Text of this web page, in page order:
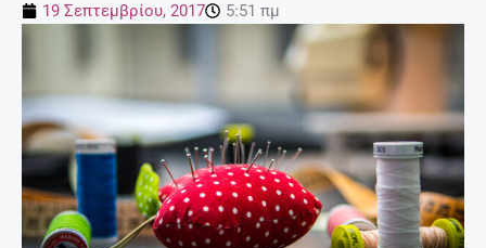
19 Σεπτεμβρίου, 2017 5:51 πμ